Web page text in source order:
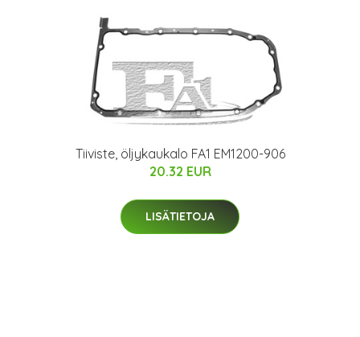
Tiiviste, öljykaukalo FA1 EM1200-906
20.32 EUR
LISÄTIETOJA